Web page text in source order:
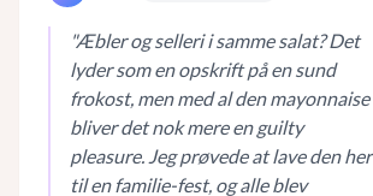
"Æbler og selleri i samme salat? Det
lyder som en opskrift på en sund
frokost, men med al den mayonnaise
bliver det nok mere en guilty
pleasure. Jeg prøvede at lave den her
til en familie-fest, og alle blev